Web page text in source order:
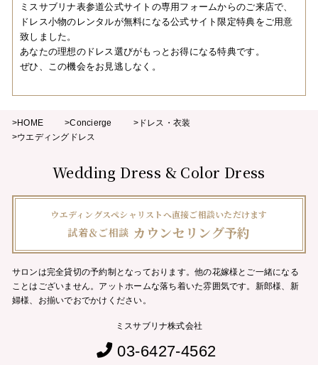
ミスサブリナ表参道公式サイトの専用フォームからのご来店で、
ドレス小物のレンタルが無料になる公式サイト限定特典をご用意
致しました。
あなたの理想のドレス選びがもっとお得になる特典です。
ぜひ、この機会をお見逃しなく。
>HOME >Concierge
>ドレス・衣装
>ウエディングドレス
Wedding Dress & Color Dress
ウエディングスペシャリストへ直接ご相談いただけます
試着＆ご相談 カウンセリング予約
サロンは完全貸切の予約制となっております。他の花嫁様とご一緒になる
ことはございません。 アットホームな落ち着いた雰囲気です。新郎様、新
婦様、お揃いでおでかけください。
ミスサブリナ株式会社
03-6427-4562